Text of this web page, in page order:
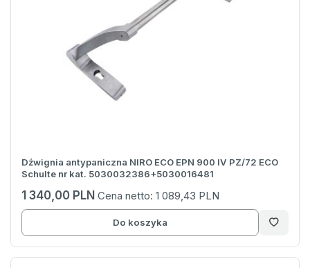
Dźwignia antypaniczna NIRO ECO EPN 900 IV PZ/72 ECO
Schulte nr kat. 5030032386+5030016481
1 340,00 PLN Cena netto: 1 089,43 PLN
Do koszyka